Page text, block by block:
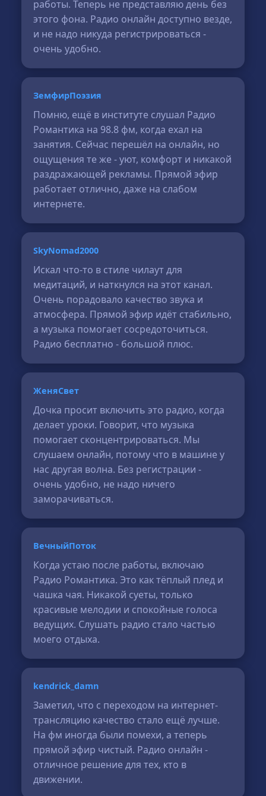
работы. Теперь не представляю день без
этого фона. Радио онлайн доступно везде,
и не надо никуда регистрироваться -
очень удобно.
ЗемфирПоэзия
Помню, ещё в институте слушал Радио
Романтика на 98.8 фм, когда ехал на
занятия. Сейчас перешёл на онлайн, но
ощущения те же - уют, комфорт и никакой
раздражающей рекламы. Прямой эфир
работает отлично, даже на слабом
интернете.
SkyNomad2000
Искал что-то в стиле чилаут для
медитаций, и наткнулся на этот канал.
Очень порадовало качество звука и
атмосфера. Прямой эфир идёт стабильно,
а музыка помогает сосредоточиться.
Радио бесплатно - большой плюс.
ЖеняСвет
Дочка просит включить это радио, когда
делает уроки. Говорит, что музыка
помогает сконцентрироваться. Мы
слушаем онлайн, потому что в машине у
нас другая волна. Без регистрации -
очень удобно, не надо ничего
заморачиваться.
ВечныйПоток
Когда устаю после работы, включаю
Радио Романтика. Это как тёплый плед и
чашка чая. Никакой суеты, только
красивые мелодии и спокойные голоса
ведущих. Слушать радио стало частью
моего отдыха.
kendrick_damn
Заметил, что с переходом на интернет-
трансляцию качество стало ещё лучше.
На фм иногда были помехи, а теперь
прямой эфир чистый. Радио онлайн -
отличное решение для тех, кто в
движении.